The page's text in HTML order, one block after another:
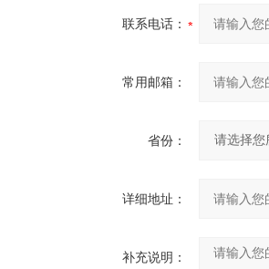
联系电话：
常用邮箱：
省份：
详细地址：
补充说明：